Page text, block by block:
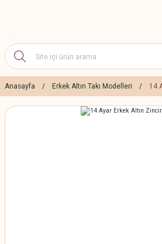
Anasayfa Erkek Altın Takı Modelleri 14